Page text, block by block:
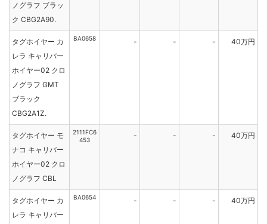
ノグラフ ブラッ
ク CBG2A90.
タグホイヤー カ
レラ キャリバー
ホイヤー02 クロ
ノグラフ GMT
ブラック
CBG2A1Z.
BA0658 - - - 40万円
タグホイヤー モ
ナコ キャリバー
ホイヤー02 クロ
ノグラフ CBL
2111FC6
453
- - - 40万円
タグホイヤー カ
レラ キャリバー
BA0654 - - - 40万円